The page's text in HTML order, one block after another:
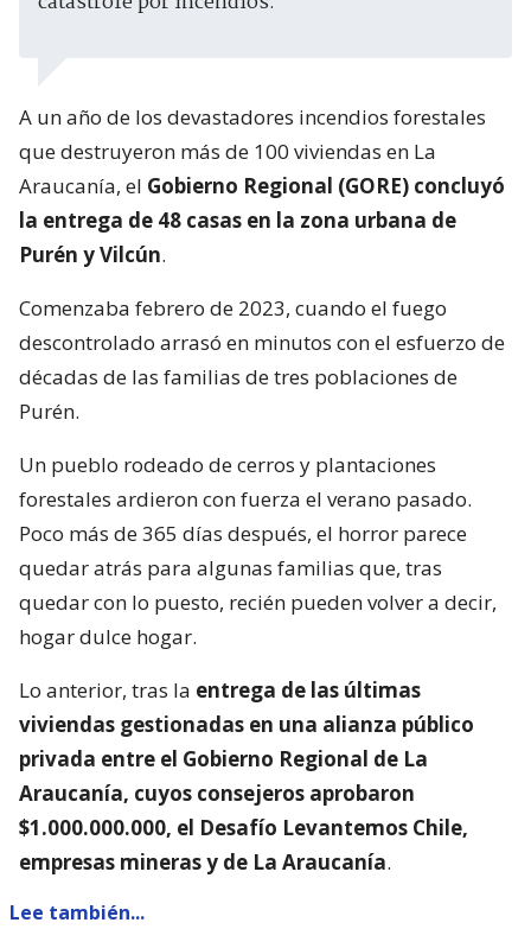
A un año de los devastadores incendios forestales
que destruyeron más de 100 viviendas en La
Araucanía, el Gobierno Regional (GORE) concluyó
la entrega de 48 casas en la zona urbana de
Purén y Vilcún.
Comenzaba febrero de 2023, cuando el fuego
descontrolado arrasó en minutos con el esfuerzo de
décadas de las familias de tres poblaciones de
Purén.
Un pueblo rodeado de cerros y plantaciones
forestales ardieron con fuerza el verano pasado.
Poco más de 365 días después, el horror parece
quedar atrás para algunas familias que, tras
quedar con lo puesto, recién pueden volver a decir,
hogar dulce hogar.
Lo anterior, tras la entrega de las últimas
viviendas gestionadas en una alianza público
privada entre el Gobierno Regional de La
Araucanía, cuyos consejeros aprobaron
$1.000.000.000, el Desafío Levantemos Chile,
empresas mineras y de La Araucanía.
Lee también...